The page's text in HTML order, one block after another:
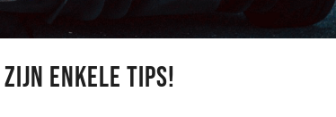
enkele Tips!